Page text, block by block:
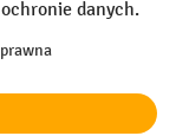
delivery charges,